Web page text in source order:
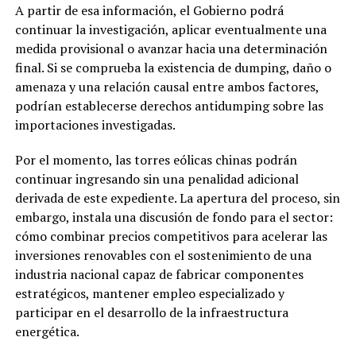
A partir de esa información, el Gobierno podrá
continuar la investigación, aplicar eventualmente una
medida provisional o avanzar hacia una determinación
final. Si se comprueba la existencia de dumping, daño o
amenaza y una relación causal entre ambos factores,
podrían establecerse derechos antidumping sobre las
importaciones investigadas.
Por el momento, las torres eólicas chinas podrán
continuar ingresando sin una penalidad adicional
derivada de este expediente. La apertura del proceso, sin
embargo, instala una discusión de fondo para el sector:
cómo combinar precios competitivos para acelerar las
inversiones renovables con el sostenimiento de una
industria nacional capaz de fabricar componentes
estratégicos, mantener empleo especializado y
participar en el desarrollo de la infraestructura
energética.